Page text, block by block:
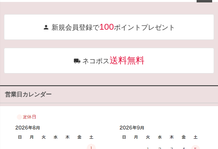
へ
新規会員登録で100ポイントプレゼント
ネコポス送料無料
営業日カレンダー